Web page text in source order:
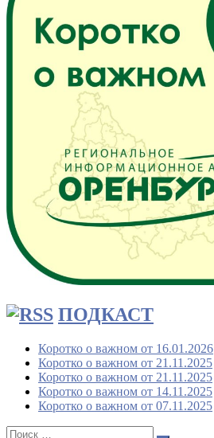
ПОДКАСТ
Коротко о важном от 16.01.2026
Коротко о важном от 21.11.2025
Коротко о важном от 21.11.2025
Коротко о важном от 14.11.2025
Коротко о важном от 07.11.2025
Поиск: